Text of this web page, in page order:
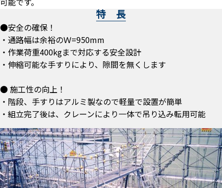
特 長
●安全の確保！
・通路幅は余裕のＷ=950mm
・作業荷重400kgまで対応する安全設計
・伸縮可能な手すりにより、隙間を無くします
● 施工性の向上！
・階段、手すりはアルミ製なので軽量で設置が簡単
・組立完了後は、クレーンにより一体で吊り込み転用可能